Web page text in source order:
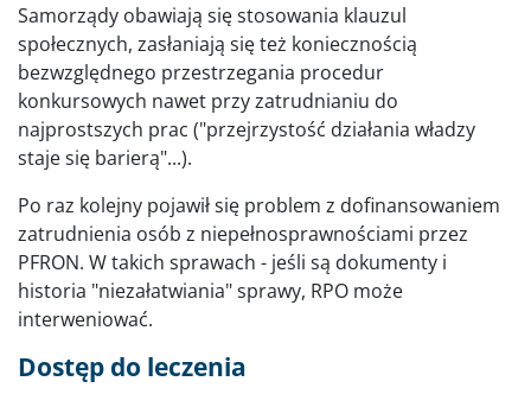
Samorządy obawiają się stosowania klauzul
społecznych, zasłaniają się też koniecznością
bezwzględnego przestrzegania procedur
konkursowych nawet przy zatrudnianiu do
najprostszych prac ("przejrzystość działania władzy
staje się barierą"...).
Po raz kolejny pojawił się problem z dofinansowaniem
zatrudnienia osób z niepełnosprawnościami przez
PFRON. W takich sprawach - jeśli są dokumenty i
historia "niezałatwiania" sprawy, RPO może
interweniować.
Dostęp do leczenia